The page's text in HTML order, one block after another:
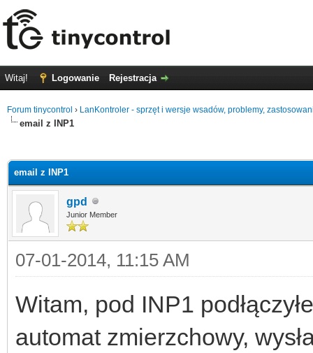
Witaj! Logowanie Rejestracja
Forum tinycontrol › LanKontroler - sprzęt i wersje wsadów, problemy,
email z INP1
email z INP1
gpd
Junior Member
07-01-2014, 11:15 AM
Witam, pod INP1
automat zmierzchowy,